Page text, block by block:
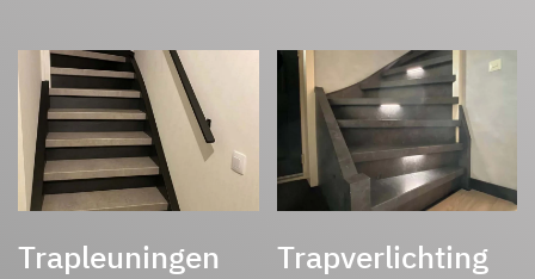
Trapleuningen Trapverlichting